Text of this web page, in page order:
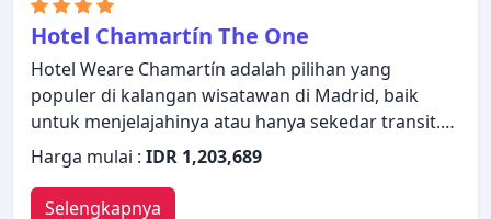
fasilitas yang berguna. Pulihkan diri Anda setelah
berkeliling seharian dalam kenyamanan kamar
Anda atau manfaatkan fasilitas rekreasi di hotel,
termasuk pusat kebugaran. Dengan layanan
handal dan staf profesional, Hotel Paseo Del Arte
memenuhi kebutuhan Anda.
Hotel Chamartín The One
Hotel Weare Chamartín adalah pilihan yang
populer di kalangan wisatawan di Madrid, baik
untuk menjelajahinya atau hanya sekedar transit.
Dengan daftar fasilitas yang lengkap, tamu akan
merasakan pengalaman menginap di properti yang
nyaman. Layanan kamar 24 jam, WiFi gratis di
Harga mulai : IDR 1,203,689
Selengkapnya